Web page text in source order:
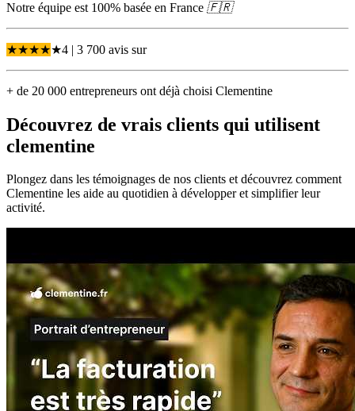
Notre équipe est 100% basée en France 🇫🇷
★★★★★4 | 3 700 avis sur
+ de 20 000 entrepreneurs ont déjà choisi Clementine
Découvrez de vrais clients qui utilisent
clementine
Plongez dans les témoignages de nos clients et découvrez comment
Clementine les aide au quotidien à développer et simplifier leur
activité.